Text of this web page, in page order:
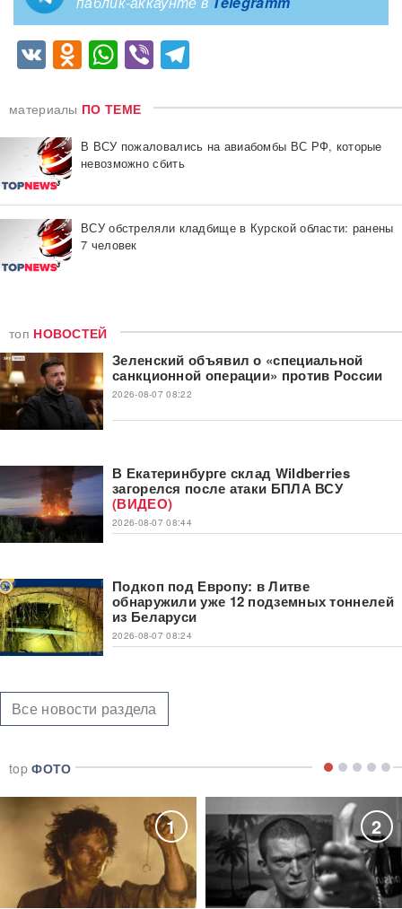
VKOdnoklassniki
WhatsApp
Viber
материалы ПО ТЕМЕ
В ВСУ пожаловались на авиабомбы ВС РФ, которые
невозможно сбить
ВСУ обстреляли кладбище в Курской области: ранены
7 человек
топ НОВОСТЕЙ
Зеленский объявил о «специальной
санкционной операции» против России
2026-08-07 08:22
В Екатеринбурге склад Wildberries
загорелся после атаки БПЛА ВСУ
(ВИДЕО)
2026-08-07 08:44
Подкоп под Европу: в Литве
обнаружили уже 12 подземных тоннелей
из Беларуси
2026-08-07 08:24
Все новости раздела
topФОТО
1 2